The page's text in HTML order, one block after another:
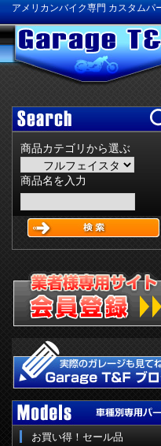
アメリカンバイク専門 カスタムパ
商品カテゴリから選ぶ
商品名を入力
お買い得！セール品